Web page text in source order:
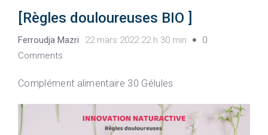
[Règles douloureuses BIO ]
Ferroudja Mazri 22 mars 2022 22 h 30 min
0
Comments
Complément alimentaire 30 Gélules